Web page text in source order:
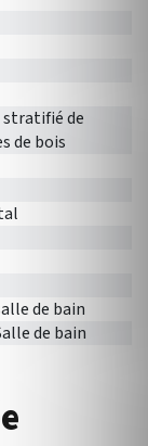
stratifié de
de bois
de bain
de bain